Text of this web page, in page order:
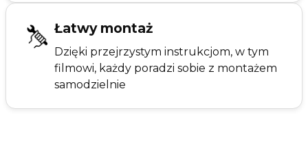
Łatwy montaż
Dzięki przejrzystym instrukcjom, w tym
filmowi, każdy poradzi sobie z montażem
samodzielnie